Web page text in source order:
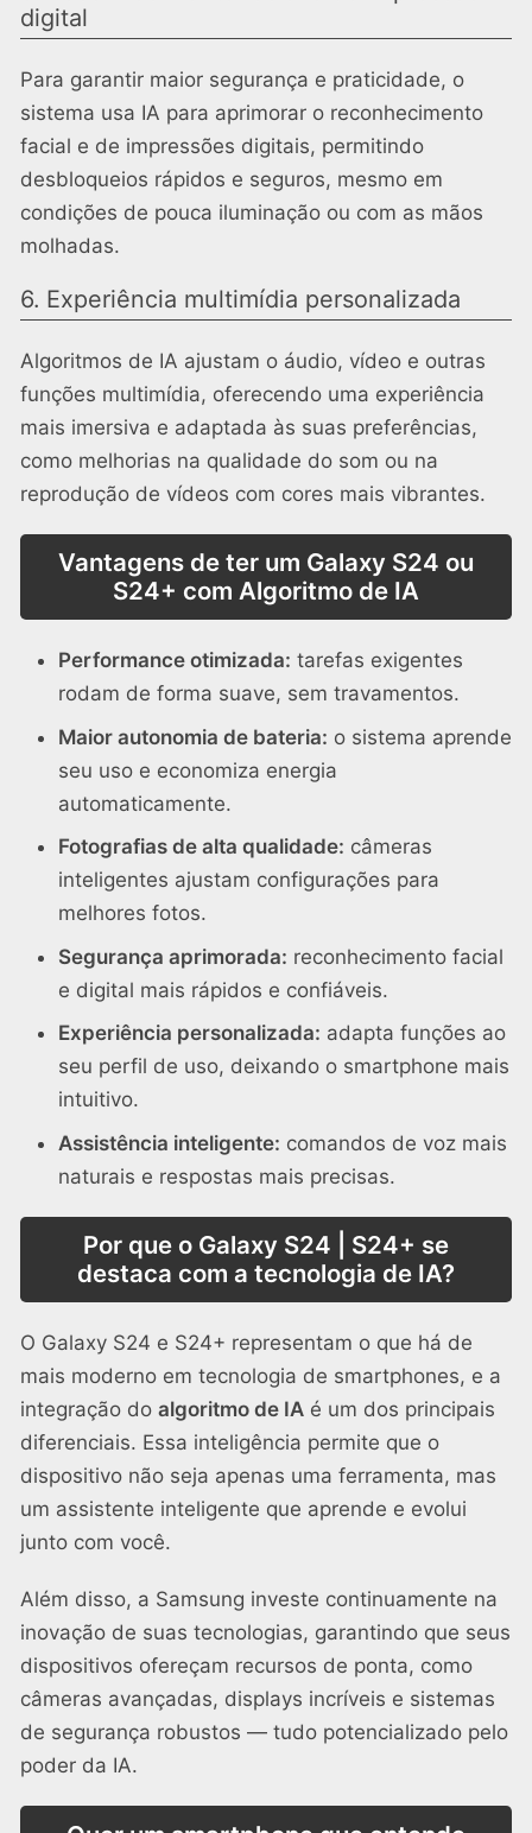
digital
Para garantir maior segurança e praticidade, o
sistema usa IA para aprimorar o reconhecimento
facial e de impressões digitais, permitindo
desbloqueios rápidos e seguros, mesmo em
condições de pouca iluminação ou com as mãos
molhadas.
6. Experiência multimídia personalizada
Algoritmos de IA ajustam o áudio, vídeo e outras
funções multimídia, oferecendo uma experiência
mais imersiva e adaptada às suas preferências,
como melhorias na qualidade do som ou na
reprodução de vídeos com cores mais vibrantes.
Vantagens de ter um Galaxy S24 ou
S24+ com Algoritmo de IA
Performance otimizada: tarefas exigentes
rodam de forma suave, sem travamentos.
Maior autonomia de bateria: o sistema aprende
seu uso e economiza energia
automaticamente.
Fotografias de alta qualidade: câmeras
inteligentes ajustam configurações para
melhores fotos.
Segurança aprimorada: reconhecimento facial
e digital mais rápidos e confiáveis.
Experiência personalizada: adapta funções ao
seu perfil de uso, deixando o smartphone mais
intuitivo.
Assistência inteligente: comandos de voz mais
naturais e respostas mais precisas.
Por que o Galaxy S24 | S24+ se
destaca com a tecnologia de IA?
O Galaxy S24 e S24+ representam o que há de
mais moderno em tecnologia de smartphones, e a
integração do algoritmo de IA é um dos principais
diferenciais. Essa inteligência permite que o
dispositivo não seja apenas uma ferramenta, mas
um assistente inteligente que aprende e evolui
junto com você.
Além disso, a Samsung investe continuamente na
inovação de suas tecnologias, garantindo que seus
dispositivos ofereçam recursos de ponta, como
câmeras avançadas, displays incríveis e sistemas
de segurança robustos — tudo potencializado pelo
poder da IA.